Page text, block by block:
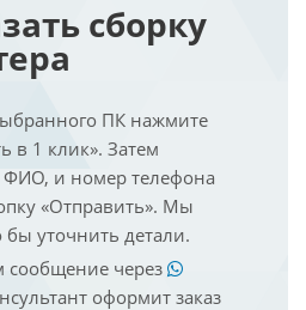
сборку
ПК нажмите
в 1 клик». Затем
и номер телефона
«Отправить». Мы
уточнить детали.
через
оформит заказ